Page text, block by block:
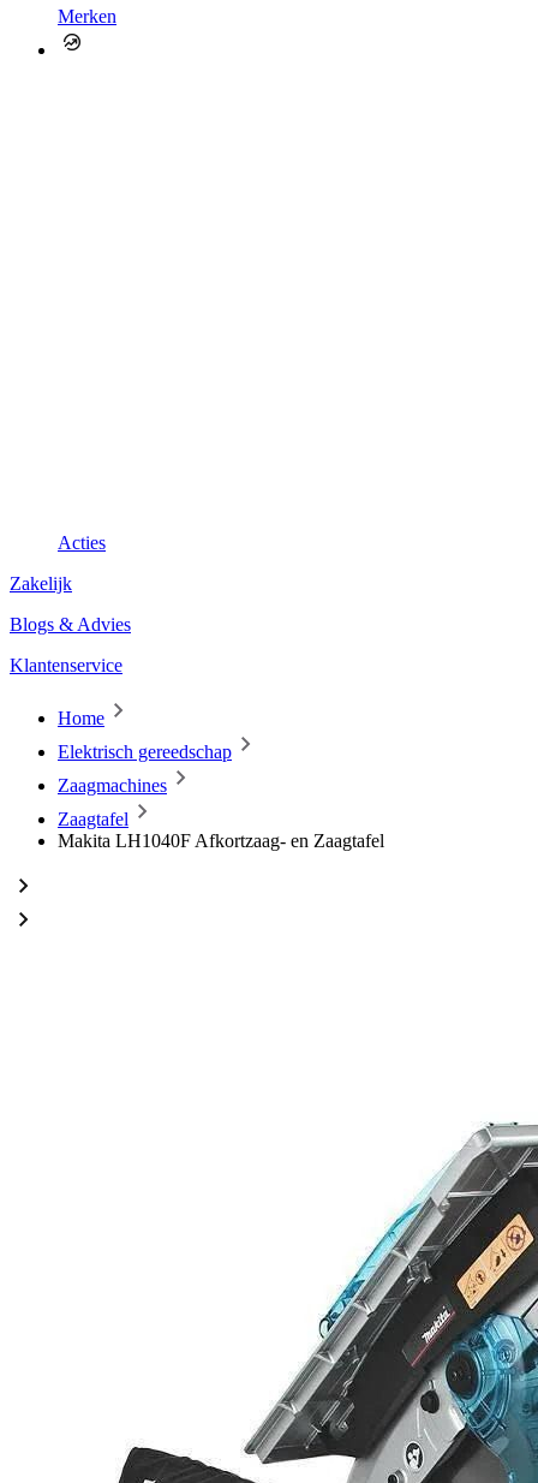
Merken
Acties
Zakelijk
Blogs & Advies
Klantenservice
Home
Elektrisch gereedschap
Zaagmachines
Zaagtafel
Makita LH1040F Afkortzaag- en Zaagtafel